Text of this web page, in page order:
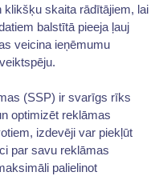
skaita rādītājiem, lai
balstītā pieeja ļauj
veicina ieņēmumu
(SSP) ir svarīgs rīks
optimizēt reklāmas
izdevēji var piekļūt
par savu reklāmas
palielinot